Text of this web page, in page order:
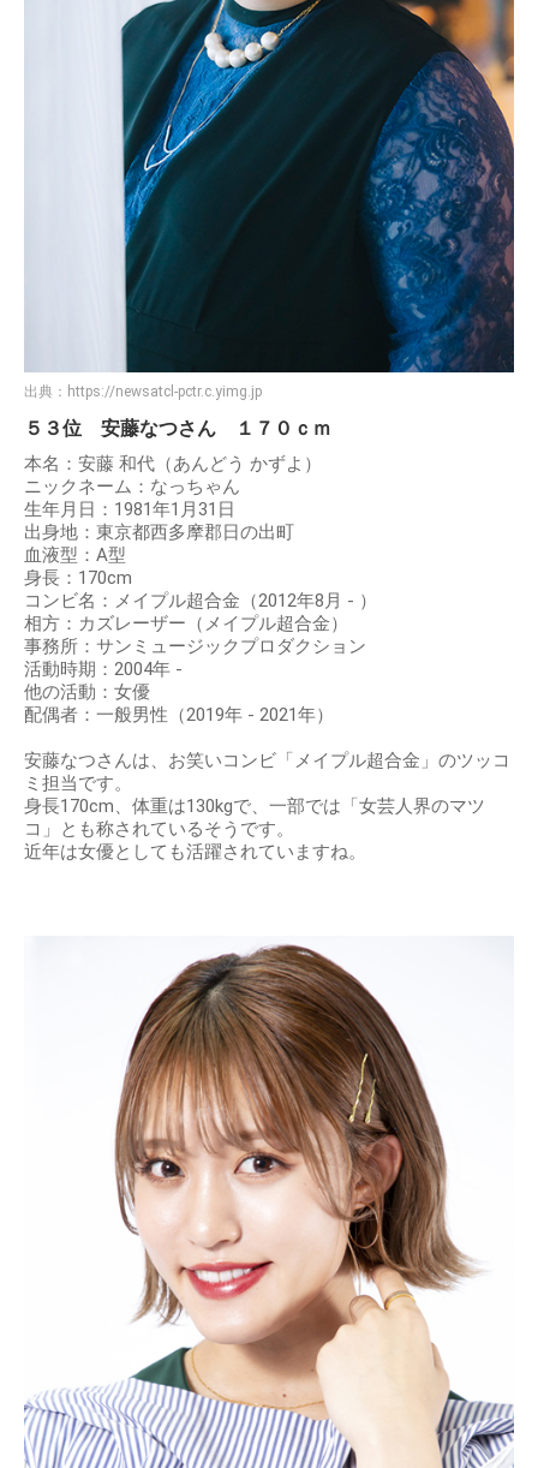
出典： https://newsatcl-pctr.c.yimg.jp
５３位 安藤なつさん １７０ｃｍ
本名：安藤 和代（あんどう かずよ）
ニックネーム：なっちゃん
生年月日：1981年1月31日
出身地：東京都西多摩郡日の出町
血液型：A型
身長：170cm
コンビ名：メイプル超合金（2012年8月 - ）
相方：カズレーザー（メイプル超合金）
事務所：サンミュージックプロダクション
活動時期：2004年 -
他の活動：女優
配偶者：一般男性（2019年 - 2021年）
安藤なつさんは、お笑いコンビ「メイプル超合金」のツッコ
ミ担当です。
身長170cm、体重は130kgで、一部では「女芸人界のマツ
コ」とも称されているそうです。
近年は女優としても活躍されていますね。